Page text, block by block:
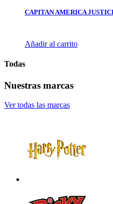
CAPITAN AMERICA
Añadir al carrito
Todas
Nuestras marcas
Ver todas las marcas